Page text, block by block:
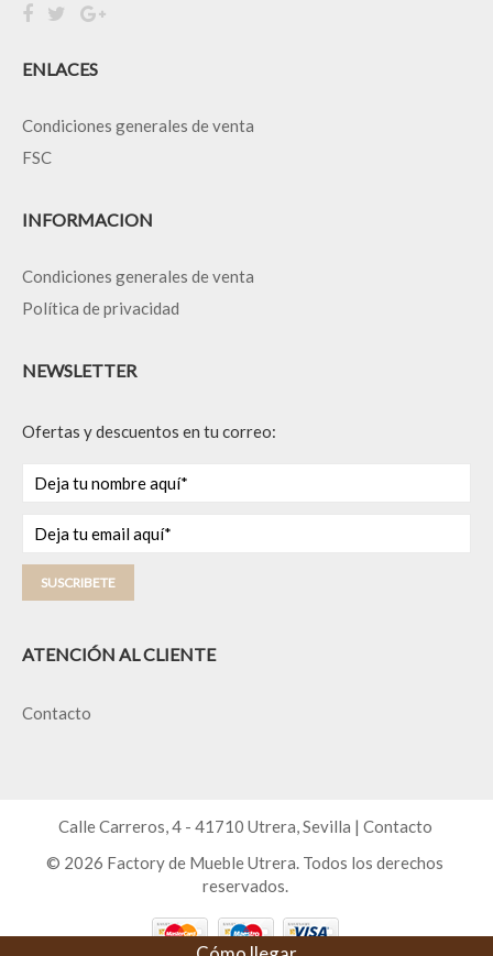
ENLACES
Condiciones generales de venta
FSC
INFORMACION
Condiciones generales de venta
Política de privacidad
NEWSLETTER
Ofertas y descuentos en tu correo:
SUSCRIBETE
ATENCIÓN AL CLIENTE
Contacto
Calle Carreros, 4 - 41710 Utrera, Sevilla | Contacto
© 2026 Factory de Mueble Utrera. Todos los derechos
reservados.